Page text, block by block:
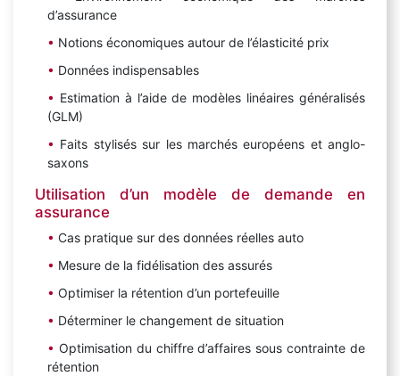
d’assurance
Notions économiques autour de l’élasticité prix
Données indispensables
Estimation à l’aide de modèles linéaires généralisés
(GLM)
Faits stylisés sur les marchés européens et anglo-
saxons
Utilisation d’un modèle de demande en
assurance
Cas pratique sur des données réelles auto
Mesure de la fidélisation des assurés
Optimiser la rétention d’un portefeuille
Déterminer le changement de situation
Optimisation du chiffre d’affaires sous contrainte de
rétention